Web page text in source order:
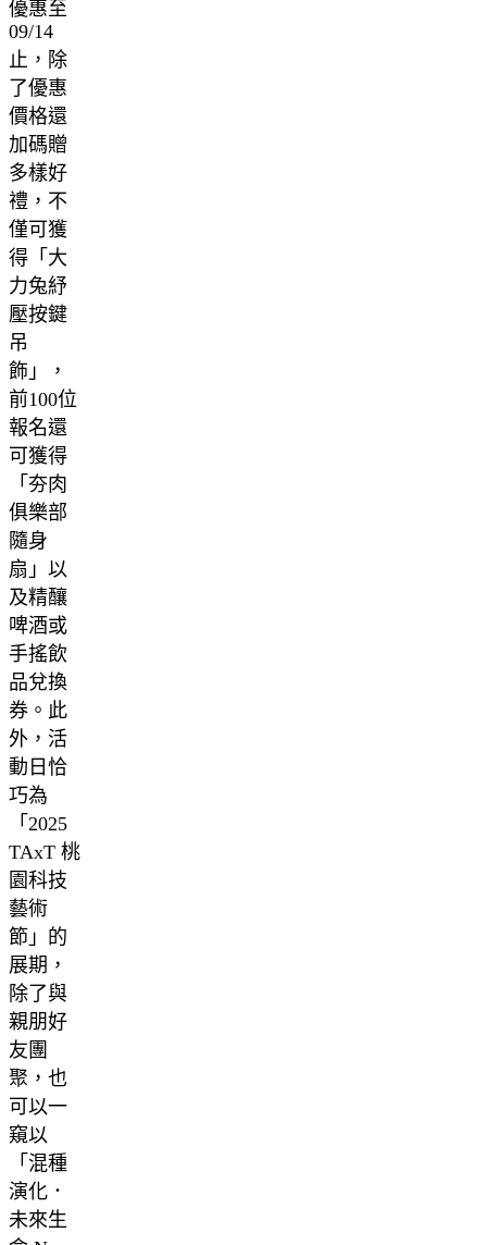
優惠至
09/14
止，除
了優惠
價格還
加碼贈
多樣好
禮，不
僅可獲
得「大
力兔紓
壓按鍵
吊
飾」，
前100位
報名還
可獲得
「夯肉
俱樂部
隨身
扇」以
及精釀
啤酒或
手搖飲
品兌換
券。此
外，活
動日恰
巧為
「2025
TAxT 桃
園科技
藝術
節」的
展期，
除了與
親朋好
友團
聚，也
可以一
窺以
「混種
演化．
未來生